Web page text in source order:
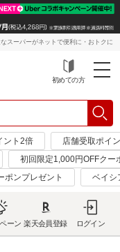
スーパーがネットで便利に・おトクに
初めての方
ント2倍
店舗受取ポイ
初回限定1,000円OFFクー
ポンプレゼント ベイシ
ーン 楽天会員登録 ログイン